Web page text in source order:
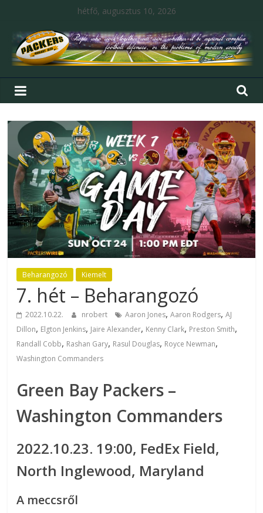
hétfő, augusztus 10, 2026
Beharangozó Kiemelt
7. hét – Beharangozó
2022.10.22. nrobert Aaron Jones,Aaron Rodgers,AJ
Dillon, Elgton Jenkins, Jaire Alexander, Kenny Clark, Preston Smith,
Randall Cobb, Rashan Gary, Rasul Douglas, Royce Newman,
Washington Commanders
Green Bay Packers –
Washington Commanders
2022.10.23. 19:00, FedEx Field,
North Inglewood, Maryland
A meccsről